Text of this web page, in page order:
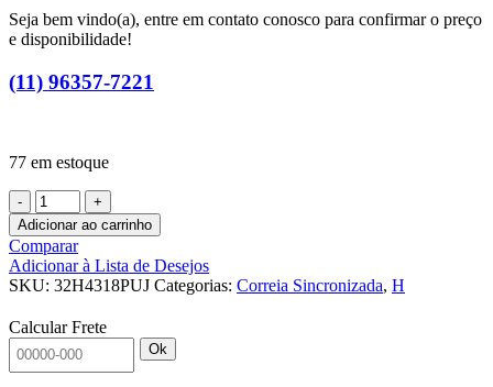
original
era:
atual
Seja bem vindo(a), entre em contato conosco para confirmar o preço
e disponibilidade!
(11) 96357-7221
77 em estoque
CORREIA
SINCRONIZADA
32
H
4318
PU
AVAFAC
2MM
quantidade
Adicionar ao carrinho
Comparar
Adicionar à Lista de Desejos
SKU: 32H4318PUJ Categorias: Correia Sincronizada, H
Calcular Frete
Ok